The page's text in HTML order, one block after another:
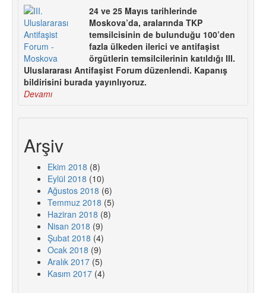
24 ve 25 Mayıs tarihlerinde
Moskova’da, aralarında TKP
temsilcisinin de bulunduğu 100’den
fazla ülkeden ilerici ve antifaşist
örgütlerin temsilcilerinin katıldığı III.
Uluslararası Antifaşist Forum düzenlendi. Kapanış
bildirisini burada yayınlıyoruz.
Devamı
Arşiv
Ekim 2018 (8)
Eylül 2018 (10)
Ağustos 2018 (6)
Temmuz 2018 (5)
Haziran 2018 (8)
Nisan 2018 (9)
Şubat 2018 (4)
Ocak 2018 (9)
Aralık 2017 (5)
Kasım 2017 (4)